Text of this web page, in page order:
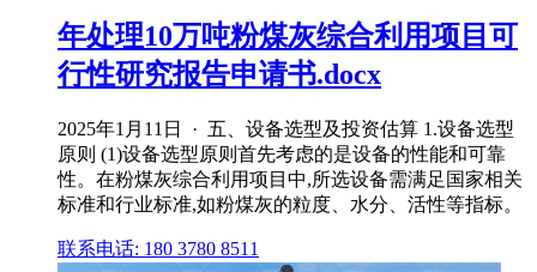
年处理10万吨粉煤灰综合利用项目可
行性研究报告申请书.docx
2025年1月11日 · 五、设备选型及投资估算 1.设备选型
原则 (1)设备选型原则首先考虑的是设备的性能和可靠
性。在粉煤灰综合利用项目中,所选设备需满足国家相关
标准和行业标准,如粉煤灰的粒度、水分、活性等指标。
联系电话: 180 3780 8511